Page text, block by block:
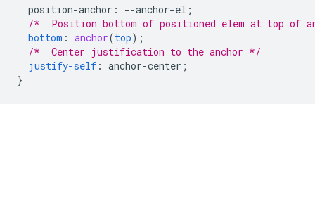
position-anchor : --anchor-el ;
/*  Position bottom of positioned elem at top of
bottom : anchor(top);
/*  Center justification to the anchor */
justify-self : anchor-center ;
}